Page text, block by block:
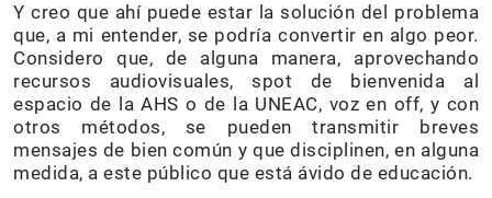
Y creo que ahí puede estar la solución del problema
que, a mi entender, se podría convertir en algo peor.
Considero que, de alguna manera, aprovechando
recursos audiovisuales, spot de bienvenida al
espacio de la AHS o de la UNEAC, voz en off, y con
otros métodos, se pueden transmitir breves
mensajes de bien común y que disciplinen, en alguna
medida, a este público que está ávido de educación.